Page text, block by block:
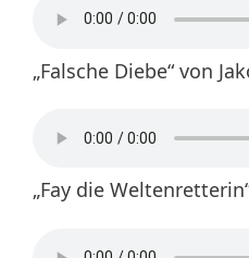
„Falsche Diebe“ von
„Fay die